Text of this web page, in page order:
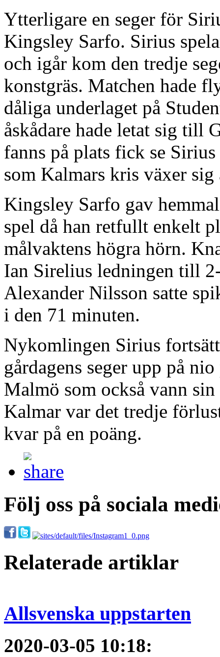
Ytterligare en seger för
Kingsley Sarfo. Sirius
och igår kom den tredje
konstgräs. Matchen hade
dåliga underlaget på
åskådare hade letat sig till
fanns på plats fick se
som Kalmars kris växer sig
Kingsley Sarfo gav
spel då han retfullt enkelt
målvaktens högra hörn.
Ian Sirelius ledningen till
Alexander Nilsson satte
i den 71 minuten.
Nykomlingen Sirius
gårdagens seger upp på
Malmö som också vann
Kalmar var det tredje
kvar på en poäng.
Följ oss på sociala
Relaterade artiklar
Allsvenska uppstarten
2020-03-05 10:18: